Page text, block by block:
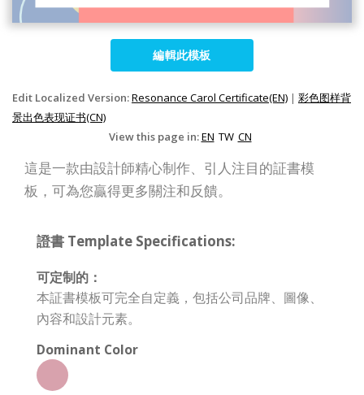
編輯此模板
Edit Localized Version:Resonance Carol Certificate(EN) | 彩色图样背
景出色表现证书(CN)
View this page in:EN TW CN
這是一款由設計師精心制作、引人注目的証書模
板，可為您贏得更多關注和反饋。
證書 Template Specifications:
可定制的：
本証書模板可完全自定義，包括公司品牌、圖像、
內容和設計元素。
Dominant Color